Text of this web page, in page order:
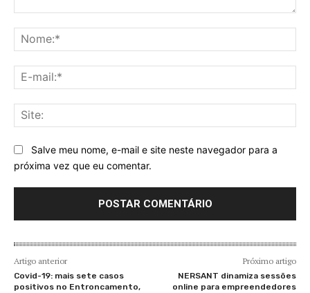
Salve meu nome, e-mail e site neste navegador para a
próxima vez que eu comentar.
Artigo anterior
Covid-19: mais sete casos
positivos no Entroncamento,
Próximo artigo
NERSANT dinamiza sessões
online para empreendedores